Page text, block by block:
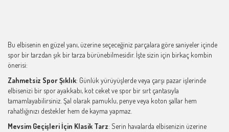
Bu elbisenin en güzel yanı, üzerine seçeceğiniz parçalara göre saniyeler içinde
spor bir tarzdan şık bir tarza bürünebilmesidir. İşte sizin için birkaç kombin
önerisi:
Zahmetsiz Spor Şıklık: Günlük yürüyüşlerde veya çarşı pazar işlerinde
elbisenizi bir spor ayakkabı, kot ceket ve spor bir sırt çantasıyla
tamamlayabilirsiniz. Şal olarak pamuklu, penye veya koton şallar hem
rahatlığınızı destekler hem de kayma yapmaz.
Mevsim Geçişleri İçin Klasik Tarz: Serin havalarda elbisenizin üzerine